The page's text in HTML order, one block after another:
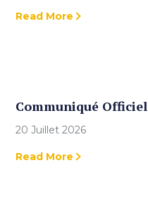
Read More
Communiqué Officiel
20 Juillet 2026
Read More